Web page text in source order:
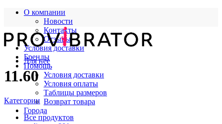
О компании
Новости
Контакты
Отзывы
Условия доставки
Бренды
Помощь
Условия доставки
Условия оплаты
Таблицы размеров
Возврат товара
Города
Для нее
11.60
Категории
Все продуктов